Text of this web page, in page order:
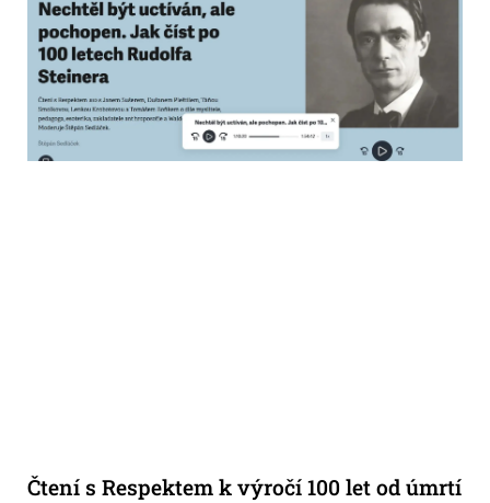
Čtení s Respektem k výročí 100 let od úmrtí